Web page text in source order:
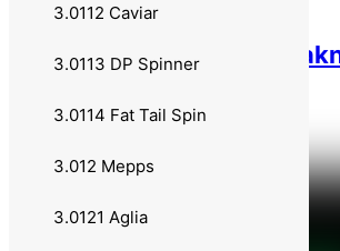
Flatnose Shad JR 2
3.0112 Caviar
3.0113 DP Spinner
3.0114 Fat Tail Spin
3.012 Mepps
3.0121 Aglia